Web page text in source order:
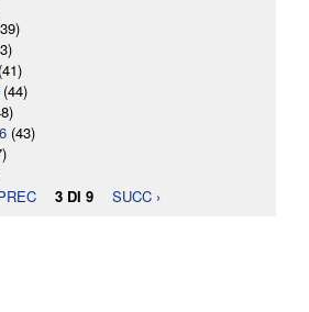
(41)
(44)
(43)
3 DI 9 SUCC ›